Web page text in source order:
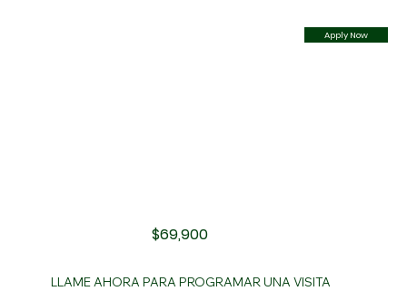
Apply Now
$69,900
LLAME AHORA PARA PROGRAMAR UNA VISITA